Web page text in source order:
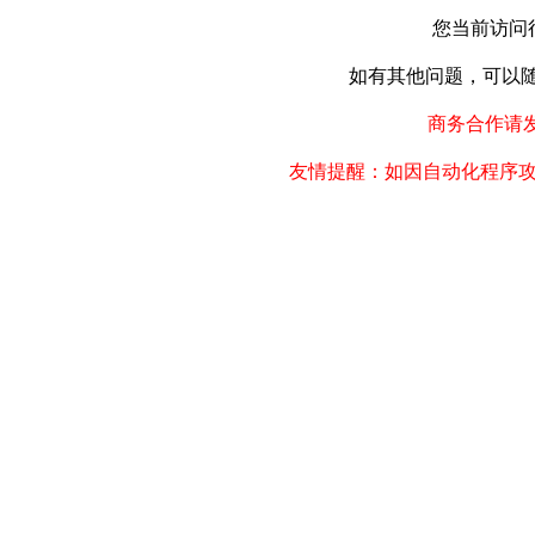
您当前访问
如有其他问题，可以
商务合作请
友情提醒：如因自动化程序